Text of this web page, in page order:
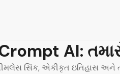
AI:
સિંક, એકીકૃત ઇતિહાસ અને